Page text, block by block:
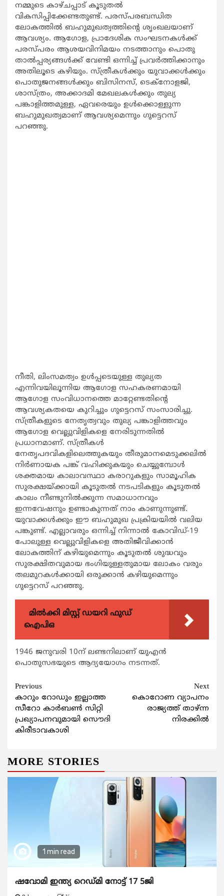
നമ്മുടെ കാഴ്ചപ്പാട് കൂടുതൽ
വികസിപ്പിക്കേണ്ടതുണ്ട്. പരസ്പരബന്ധിത
ലോകത്തിൽ ബഹുമുഖത്വത്തിന്റെ ശൃംഖലയാണ്
ആവശ്യം. ആഗോള, പ്രാദേശിക സംഘടനകൾക്ക്
പരസ്പരം ആശയവിനിമയം നടത്താനും പൊതു
താൽപ്പര്യങ്ങൾക്ക് വേണ്ടി ഒന്നിച്ച് പ്രവർത്തിക്കാനും
അതിലൂടെ ക‌ഴിയും. സ്ത്രീകൾക്കും യുവാക്കൾക്കും
പൊതുജനങ്ങൾക്കും ബിസിനസ്, ടെക്നോളജി,
ശാസ്ത്രം, അക്കാദമി മേഖലകൾക്കും തുല്യ
പങ്കാളിത്തമുള്ള, ഏവരെയും ഉൾക്കൊള്ളുന്ന
ബഹുമുഖത്വമാണ് ആവശ്യമെന്നും ഗുട്ടെറസ്
പറഞ്ഞു.
നീതി, ലിംസമത്വം ഉൾപ്പടെയുള്ള തുല്യത
എന്നിവയിലൂന്നിയ ആഗോള സഹകരണമായി
ആഗോള സംവിധാനത്തെ മാറ്റേണ്ടതിന്റെ
ആവശ്യകതയെ കുറിച്ചും ഗുട്ടെറസ് സംസാരിച്ചു.
സ്ത്രീകളുടെ നേതൃത്വവും തുല്യ പങ്കാളിത്തവും
ആഗോള വെല്ലുവിളികളെ നേരിടുന്നതിൽ
പ്രധാനമാണ്. സ്ത്രീകൾ
നേതൃപദവികളിലെത്തുകയും തീരുമാനമെടുക്കലിൽ
നിർണായക പങ്ക് വഹിക്കുകയും ചെയ്യുമ്പോൾ
ശക്തമായ കാലാവസ്ഥാ കരാറുകളും സാമൂഹിക
സുരക്ഷയ്ക്കായി കൂടുതൽ നടപടികളും കൂടുതൽ
കാലം നീണ്ടുനിൽക്കുന്ന സമാധാനവും
ഇന്നവേഷനും ഉണ്ടാകുന്നത് നാം കാണുന്നുണ്ട്.
യുവാക്കൾക്കും ഈ ബഹുമുഖ പ്രക്രിയയിൽ വലിയ
പങ്കുണ്ട്. എല്ലാവരും ഒന്നിച്ച് നിന്നാൽ കോവിഡ്-19
പോലുള്ള വെല്ലുവിളികളെ അതിജീവിക്കാൻ
ലോകത്തിന് കഴിയുമെന്നും കൂടുതൽ ശുദ്ധവും
സുരക്ഷിതവുമായ ഭംഗിയുള്ളതുമായ ലോകം വരും
തലമുറകൾക്കായി ഒരുക്കാൻ കഴിയുമെന്നും
ഗുട്ടെറസ് പറഞ്ഞു.
മിൽക്കി മിസ്റ്റ് ഡയറി ഫുഡ്
ഐപിഒ
1946 ജനുവരി 10ന് ലണ്ടനിലാണ് യുഎൻ
പൊതുസഭയുടെ ആദ്യയോഗം നടന്നത്.
Continue
Reading
Previous
കാറും റോഡും ഇല്ലാത്ത
സീറോ കാർബൺ സിറ്റി
പ്രഖ്യാപനവുമായി സൌദി
കിരീടാവകാശി
Next
കൊറോണ വ്യാപനം
രാജ്യത്ത് താഴ്ന്ന
നിരക്കില്‍
MORE STORIES
1 min read
ഷവോമി ഇന്ത്യ റെഡ്മി നോട്ട് 17 5ജി